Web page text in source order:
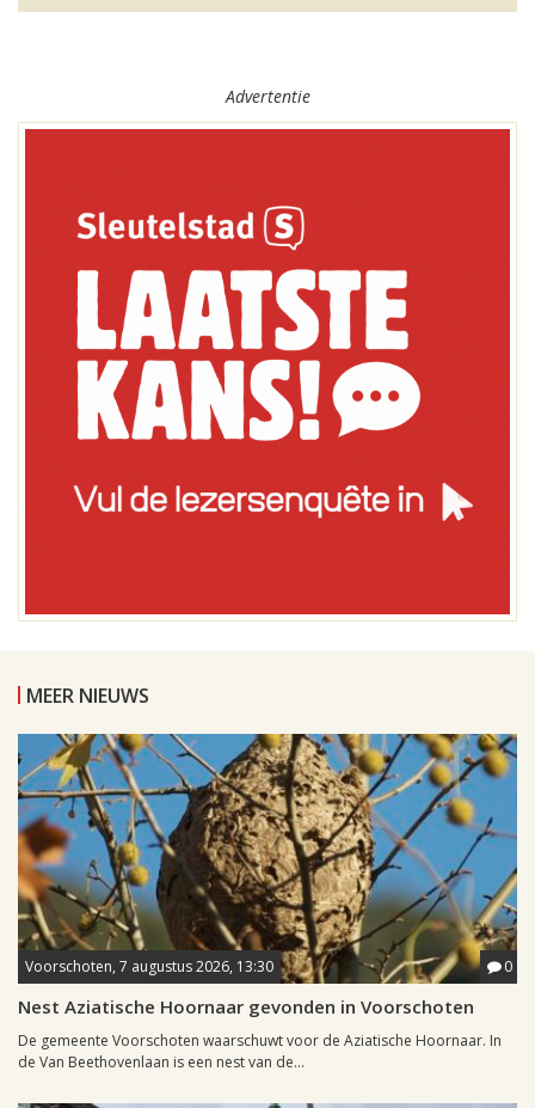
Advertentie
MEER NIEUWS
Voorschoten, 7 augustus 2026, 13:30 0
Nest Aziatische Hoornaar gevonden in Voorschoten
De gemeente Voorschoten waarschuwt voor de Aziatische Hoornaar. In
de Van Beethovenlaan is een nest van de...